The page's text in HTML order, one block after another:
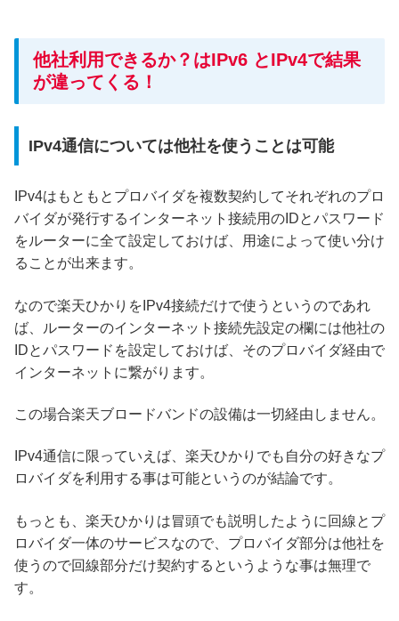
他社利用できるか？はIPv6 とIPv4で結果
が違ってくる！
IPv4通信については他社を使うことは可能
IPv4はもともとプロバイダを複数契約してそれぞれのプロ
バイダが発行するインターネット接続用のIDとパスワード
をルーターに全て設定しておけば、用途によって使い分け
ることが出来ます。
なので楽天ひかりをIPv4接続だけで使うというのであれ
ば、ルーターのインターネット接続先設定の欄には他社の
IDとパスワードを設定しておけば、そのプロバイダ経由で
インターネットに繋がります。
この場合楽天ブロードバンドの設備は一切経由しません。
IPv4通信に限っていえば、楽天ひかりでも自分の好きなプ
ロバイダを利用する事は可能というのが結論です。
もっとも、楽天ひかりは冒頭でも説明したように回線とプ
ロバイダ一体のサービスなので、プロバイダ部分は他社を
使うので回線部分だけ契約するというような事は無理で
す。